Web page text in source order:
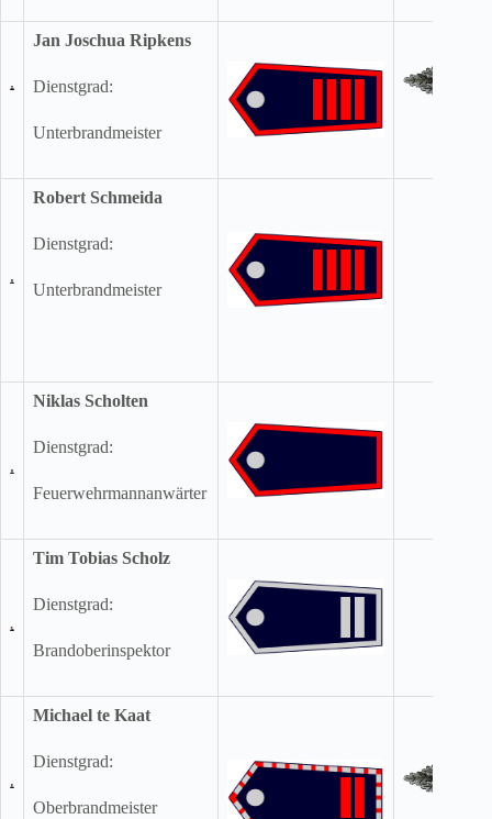
Jan Joschua Ripkens
Dienstgrad:
Unterbrandmeister
Robert Schmeida
Dienstgrad:
Unterbrandmeister
Niklas Scholten
Dienstgrad:
Feuerwehrmannanwärter
Tim Tobias Scholz
Dienstgrad:
Brandoberinspektor
Michael te Kaat
Dienstgrad:
Oberbrandmeister